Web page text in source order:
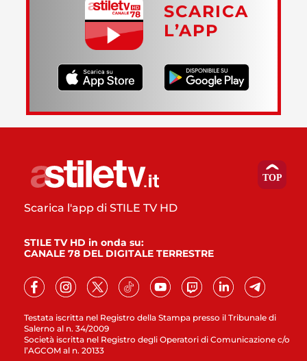
SCARICA
L’APP
Testata iscritta nel Registro della Stampa presso il Tribunale di
Salerno al n. 34/2009
Società iscritta nel Registro degli Operatori di Comunicazione c/o
l’AGCOM al n. 20133
Scarica l'app di STILE TV HD
STILE TV HD in onda su:
CANALE 78 DEL DIGITALE TERRESTRE